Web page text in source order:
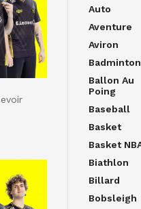
Auto
Aventure
Aviron
Badminton
Ballon Au
Poing
Baseball
Basket
Basket
Biathlon
Billard
Bobsleigh